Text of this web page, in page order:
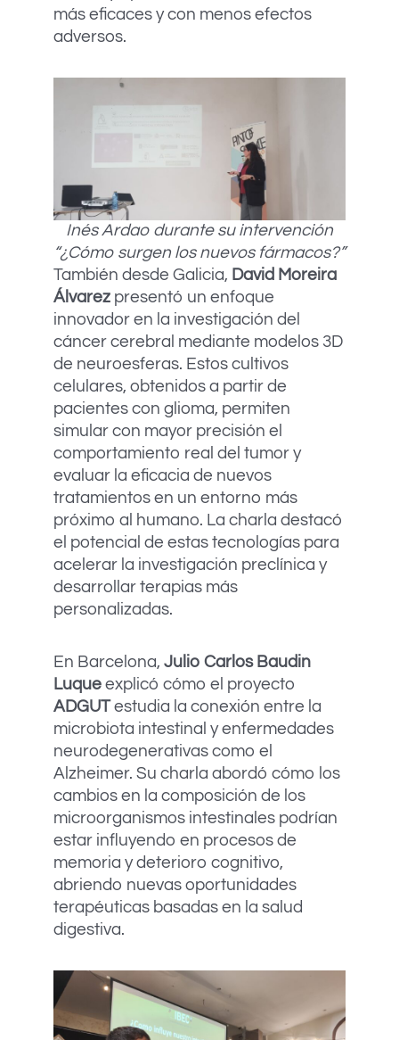
más eficaces y con menos efectos
adversos.
Inés Ardao durante su intervención
“¿Cómo surgen los nuevos fármacos?”
También desde Galicia, David Moreira
Álvarez presentó un enfoque
innovador en la investigación del
cáncer cerebral mediante modelos 3D
de neuroesferas. Estos cultivos
celulares, obtenidos a partir de
pacientes con glioma, permiten
simular con mayor precisión el
comportamiento real del tumor y
evaluar la eficacia de nuevos
tratamientos en un entorno más
próximo al humano. La charla destacó
el potencial de estas tecnologías para
acelerar la investigación preclínica y
desarrollar terapias más
personalizadas.
En Barcelona, Julio Carlos Baudin
Luque explicó cómo el proyecto
ADGUTestudia la conexión entre la
microbiota intestinal y enfermedades
neurodegenerativas como el
Alzheimer. Su charla abordó cómo los
cambios en la composición de los
microorganismos intestinales podrían
estar influyendo en procesos de
memoria y deterioro cognitivo,
abriendo nuevas oportunidades
terapéuticas basadas en la salud
digestiva.